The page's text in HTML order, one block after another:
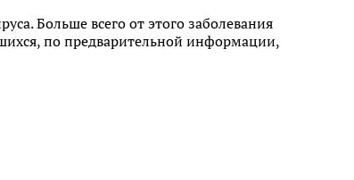
Больше всего от этого заболевания
по предварительной информации,